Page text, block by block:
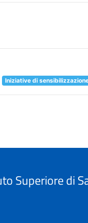
Iniziative di
Superiore di